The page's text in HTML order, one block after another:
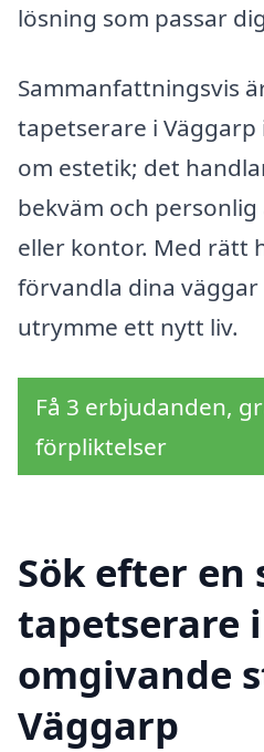
lösning som passar
Sammanfattningsvis
tapetserare i
om estetik; det
bekväm och
eller kontor. Med rätt
förvandla dina
utrymme ett nytt liv.
Få 3 erbjudanden,
förpliktelser
Sök efter en
tapetserare
omgivande
Väggarp